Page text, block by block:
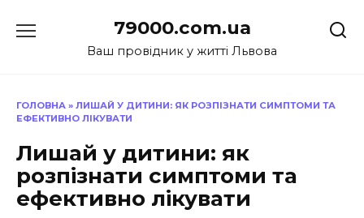
до
79000.com.ua
Ваш провідник у житті Львова
ГОЛОВНА » ЛИШАЙ У ДИТИНИ: ЯК РОЗПІЗНАТИ СИМПТОМИ ТА
ЕФЕКТИВНО ЛІКУВАТИ
Лишай у дитини: як
розпізнати симптоми та
ефективно лікувати